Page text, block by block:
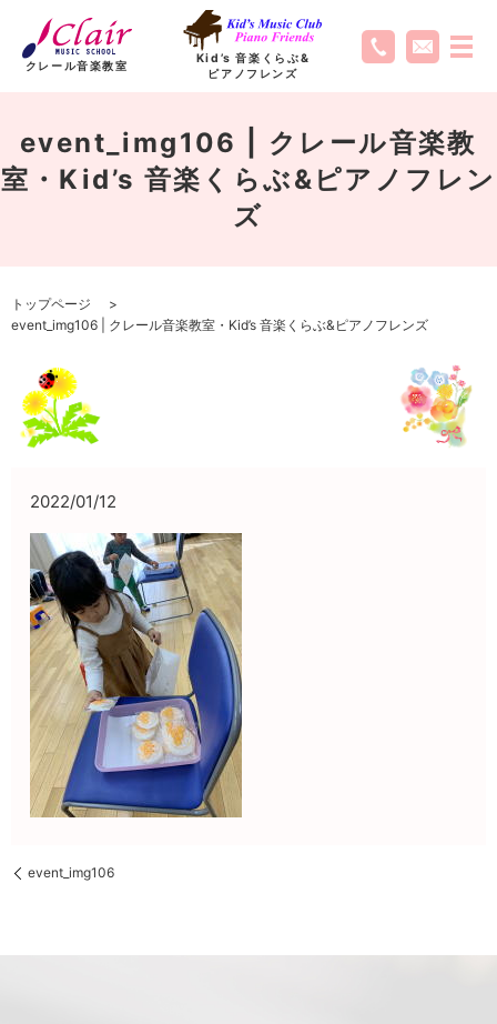
クレール音楽教室
Kid’s 音楽くらぶ&
ピアノフレンズ
event_img106 | クレール音楽教
室・Kid’s 音楽くらぶ&ピアノフレン
ズ
トップページ
event_img106 | クレール音楽教室・Kid’s 音楽くらぶ&ピアノフレンズ
2022/01/12
event_img106